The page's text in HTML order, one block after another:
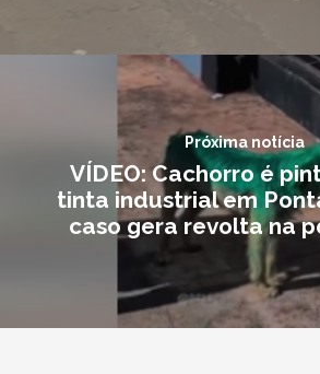
Próxima notícia
VÍDEO: Cachorro é
tinta industrial em
caso gera revolta na